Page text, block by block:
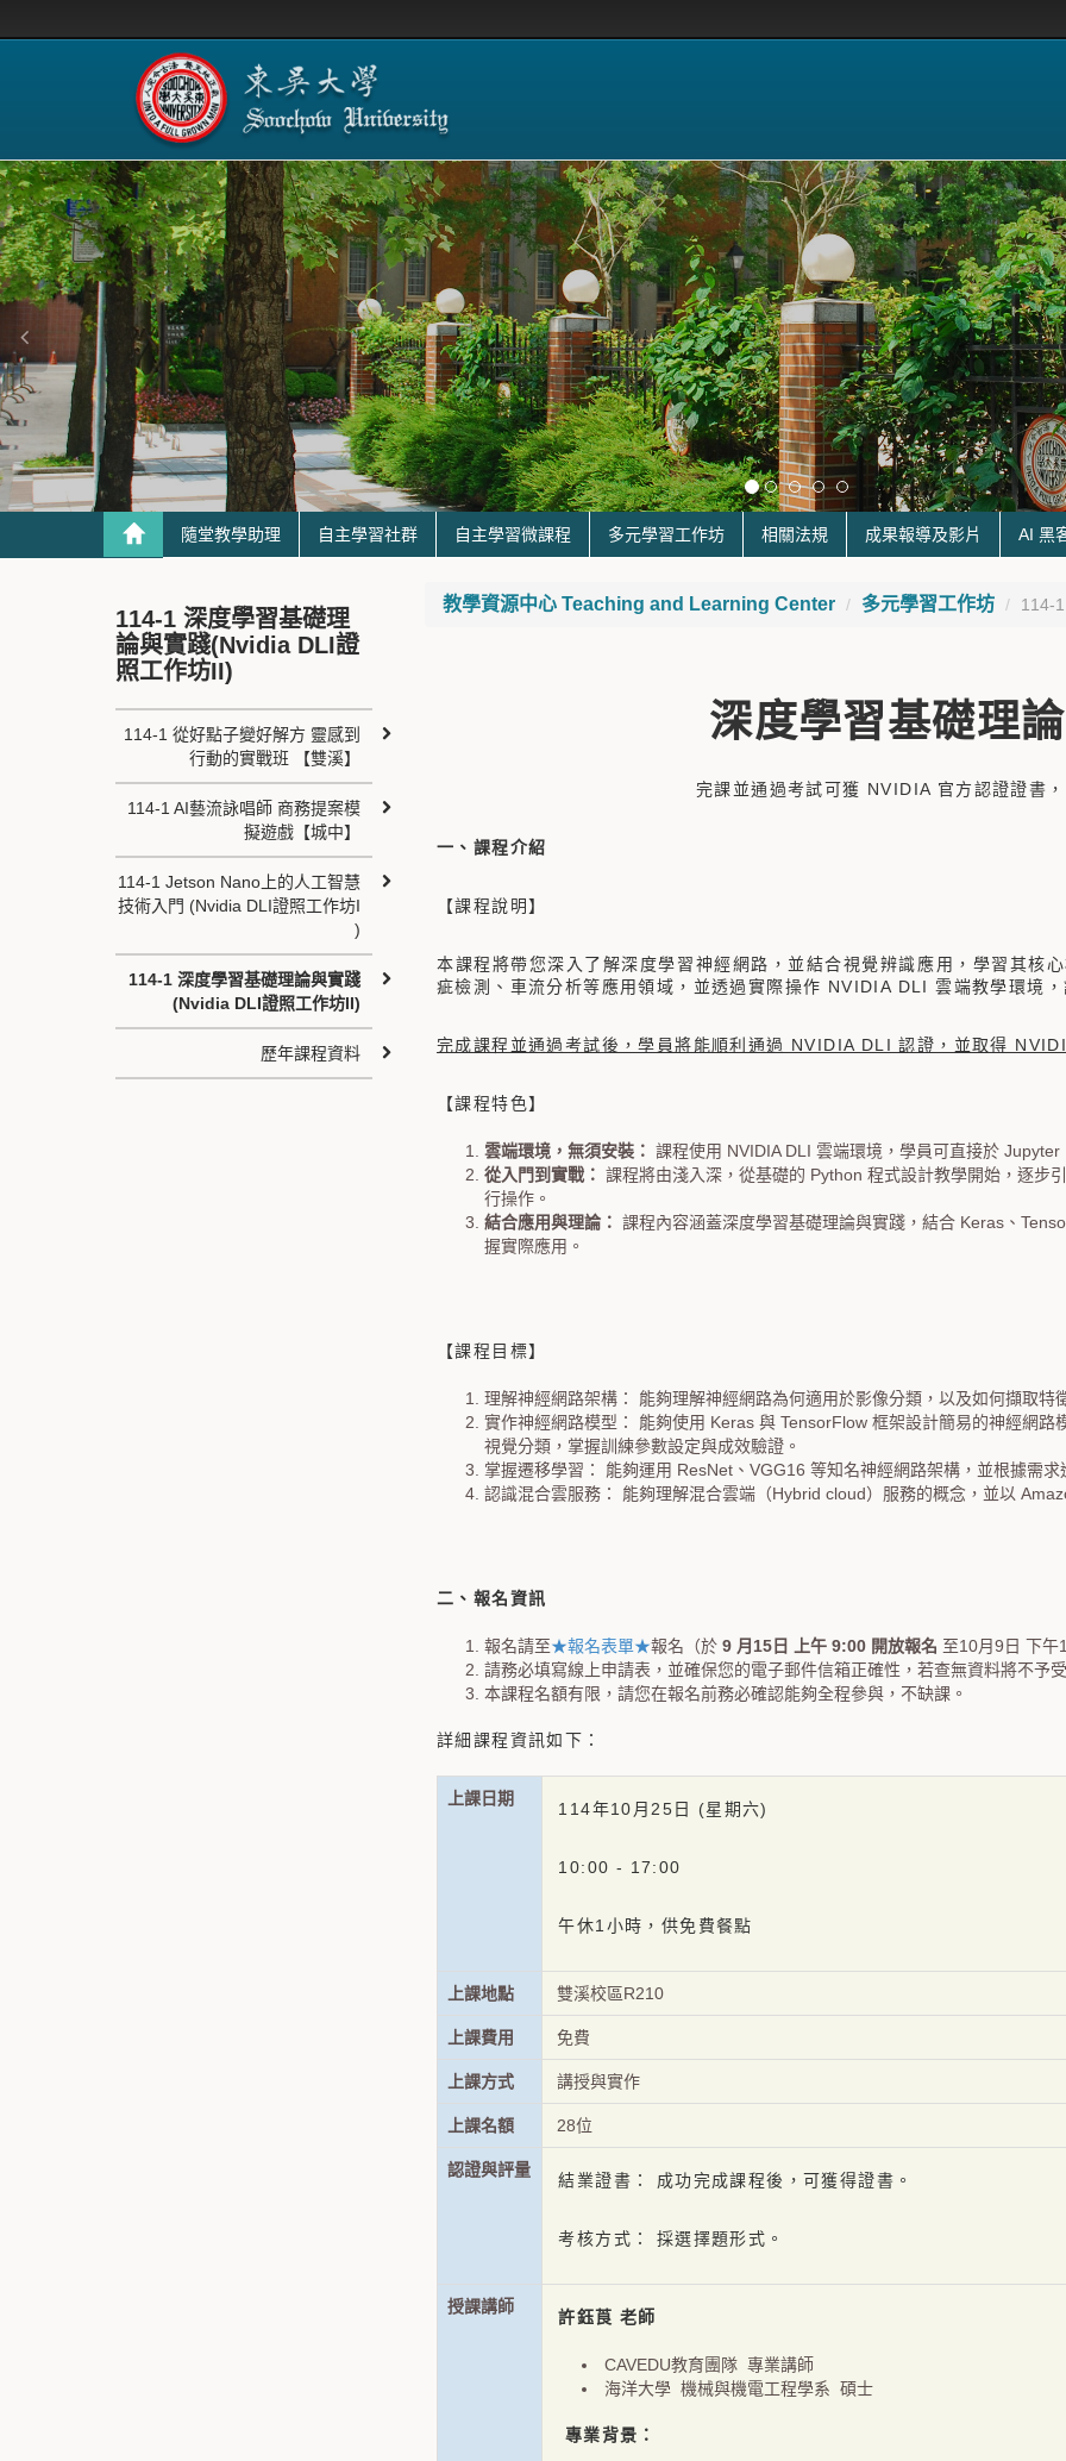
隨堂教學助理 自主學習社群 自主學習微課程 多元學習工作坊 相關法規 成果報導及影片 AI 黑
教學資源中心 Teaching and Learning Center 多元學習工作坊 114-
深度學習基礎理
完課並通過考試可獲 NVIDIA 官方認證證書，
一、課程介紹
【課程說明】
本課程將帶您深入了解深度學習神經網路，並結合視覺辨識應用，學習其核
疵檢測、車流分析等應用領域，並透過實際操作 NVIDIA DLI 雲端教學環境
完成課程並通過考試後，學員將能順利通過 NVIDIA DLI 認證，並取得
【課程特色】
雲端環境，無須安裝： 課程使用 NVIDIA DLI 雲端環境，學員可直接於
從入門到實戰： 課程將由淺入深，從基礎的 Python 程式設計教學開始，逐步
行操作。
結合應用與理論： 課程內容涵蓋深度學習基礎理論與實踐，結合 Keras、
握實際應用。
【課程目標】
理解神經網路架構： 能夠理解神經網路為何適用於影像分類，以及如何擷取特
實作神經網路模型： 能夠使用 Keras 與 TensorFlow 框架設計簡易的神經網
視覺分類，掌握訓練參數設定與成效驗證。
掌握遷移學習： 能夠運用 ResNet、VGG16 等知名神經網路架構，並根據需求
認識混合雲服務： 能夠理解混合雲端（Hybrid cloud）服務的概念，並以
二、報名資訊
報名請至★報名表單★報名（於 9 月15日 上午 9:00 開放報名 至10月9日 下午
請務必填寫線上申請表，並確保您的電子郵件信箱正確性，若查無資料將不予受
本課程名額有限，請您在報名前務必確認能夠全程參與，不缺課。
詳細課程資訊如下：
上課日期
114年10月25日 (星期六)
10:00 - 17:00
午休1小時，供免費餐點
上課地點 雙溪校區R210
上課費用 免費
上課方式 講授與實作
上課名額 28位
認證與評量
結業證書： 成功完成課程後，可獲得證書。
考核方式： 採選擇題形式。
授課講師
許鈺莨 老師
CAVEDU教育團隊 專業講師
海洋大學 機械與機電工程學系 碩士
專業背景：
114-1 深度學習基礎理
論與實踐(Nvidia DLI證
照工作坊II)
114-1 從好點子變好解方 靈感到
行動的實戰班 【雙溪】
114-1 AI藝流詠唱師 商務提案模
擬遊戲【城中】
114-1 Jetson Nano上的人工智慧
技術入門 (Nvidia DLI證照工作坊I
)
114-1 深度學習基礎理論與實踐
(Nvidia DLI證照工作坊II)
歷年課程資料